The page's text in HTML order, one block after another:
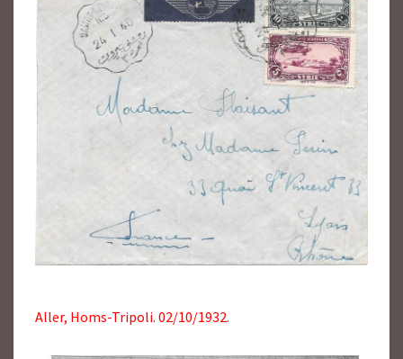
Aller, Homs-Tripoli. 02/10/1932.